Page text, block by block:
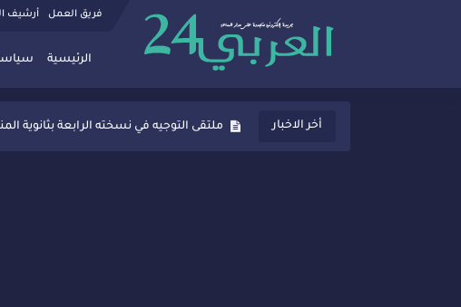
فريق العمل أرشيف
الرئيسية
أخر الاخبار
ثانوية المنصور الذهبي بسيدي قاسم تُعزّز
ملتقى التوجيه في نسخته الرابعة بثانوية